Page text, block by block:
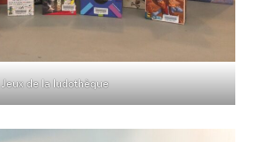
Jeux de la ludothèque